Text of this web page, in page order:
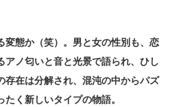
態か（笑）。男と女の性別も、恋
ノ匂いと音と光景で語られ、ひし
在は分解され、混沌の中からパズ
く新しいタイプの物語。